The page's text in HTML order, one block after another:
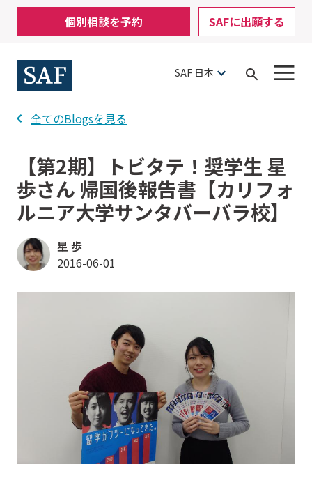
Skip
main
content
Mobile
Utility
Menu
個別相談を予約 SAFに出願する
SAF 日本
Open
全てのBlogsを見る
【第2期】トビタテ！奨学生 星
歩さん 帰国後報告書【カリフォ
ルニア大学サンタバーバラ校】
星 歩
2016-06-01